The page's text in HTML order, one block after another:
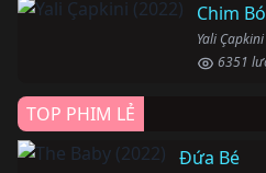
Chim
Yali
6351
TOP PHIM LẺ
Đứa Bé